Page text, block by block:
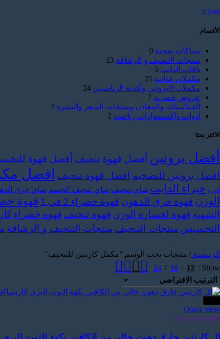
Close
الأقسام
سناكات صحية 0
منتجات التنحيف و الرشاقة 13
باقات الدايت 5
مكملات غذائية 25
مكملات البروتين وأغذية الرياضيين 24
عروض حصرية 7
الفيتامينات والمعادن ومنتجات الشعر والبشره 2
أدوات واكسسوارات رياضية 2
الاكثر بحثا
أفضل بروتين أفضل قهوة تنحيف أفضل قهوة
افضل بروتين للتضخيم افضل قهوة تنحيف افضل
الوزن خبراء الدايت شاي تنحيف شاي تنحيف الجسم شاي حرق
الوزن قهوة حرق الدهون قهوة خضراء 2 في 1 قهوة
الشهيه قهوة لخسارة الوزن قهوه تنحيف قهوه خضراء
التخسيس منتجات التنحيف منتجات التنحيف و الرشاقة
الرئيسية / منتجات تحت الوسم “مكمل كارنتين للتنحيف”
Show
12
18
24
Quick view
Add to wishlist